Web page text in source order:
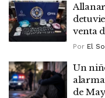
venta
Por El
Un
de